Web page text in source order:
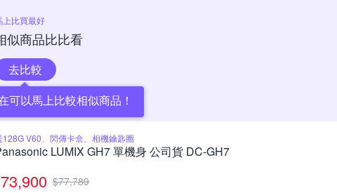
上比買最好
似商品比比看
去比較
可以馬上比較相似商品！
128G V60、閃傳卡盒、相機鑰匙圈
LUMIX GH7 單機身 公司貨 DC-GH7
73,900 $77,789